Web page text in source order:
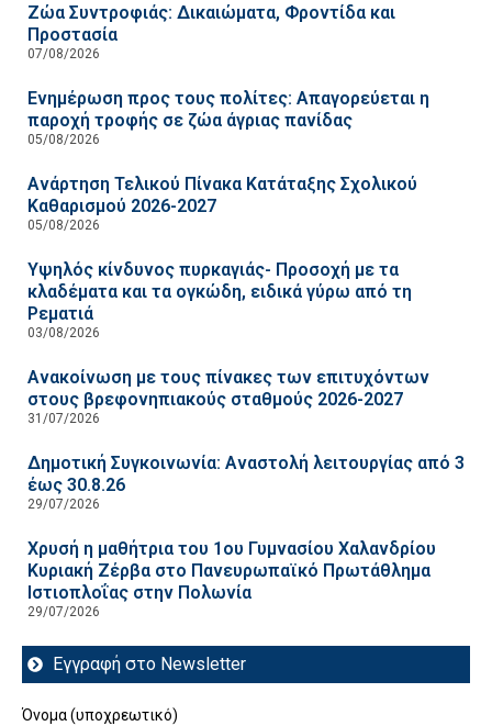
Ζώα Συντροφιάς: Δικαιώματα, Φροντίδα και
Προστασία
07/08/2026
Ενημέρωση προς τους πολίτες: Απαγορεύεται η
παροχή τροφής σε ζώα άγριας πανίδας
05/08/2026
Ανάρτηση Τελικού Πίνακα Κατάταξης Σχολικού
Καθαρισμού 2026-2027
05/08/2026
Υψηλός κίνδυνος πυρκαγιάς- Προσοχή με τα
κλαδέματα και τα ογκώδη, ειδικά γύρω από τη
Ρεματιά
03/08/2026
Ανακοίνωση με τους πίνακες των επιτυχόντων
στους βρεφονηπιακούς σταθμούς 2026-2027
31/07/2026
Δημοτική Συγκοινωνία: Αναστολή λειτουργίας από 3
έως 30.8.26
29/07/2026
Χρυσή η μαθήτρια του 1ου Γυμνασίου Χαλανδρίου
Κυριακή Ζέρβα στο Πανευρωπαϊκό Πρωτάθλημα
Ιστιοπλοΐας στην Πολωνία
29/07/2026
Εγγραφή στο Newsletter
Όνομα (υποχρεωτικό)